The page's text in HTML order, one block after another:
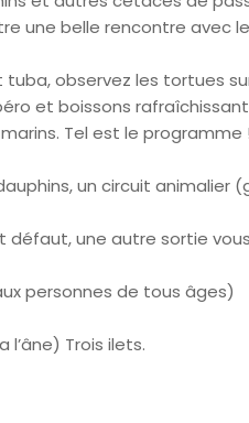
une belle rencontre avec
tuba, observez les tortues
et boissons
Tel est le programme !
un circuit
défaut, une autre sortie
personnes de tous âges)
l’âne) Trois ilets.